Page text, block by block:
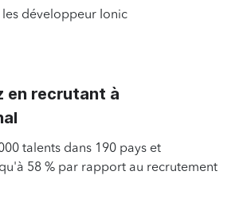
développeur Ionic
en recrutant à
talents dans 190 pays et
58 % par rapport au recrutement